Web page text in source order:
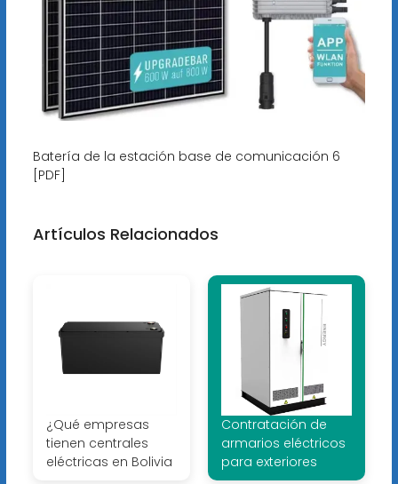
Batería de la estación base de comunicación 6
[PDF]
Artículos Relacionados
¿Qué empresas
tienen centrales
eléctricas en Bolivia
Contratación de
armarios eléctricos
para exteriores